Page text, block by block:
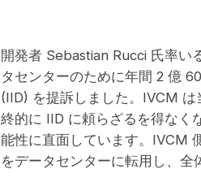
開発者 Sebastian Rucci 氏率
タセンターのために年間 2 億
(IID) を提訴しました。IVCM
終的に IID に頼らざるを得なく
能性に直面しています。IVCM
をデータセンターに転用し、全